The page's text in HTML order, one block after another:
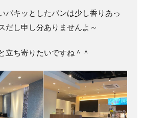
パキッとしたパンは少し香りあっ
だし申し分ありませんよ～
立ち寄りたいですね＾＾